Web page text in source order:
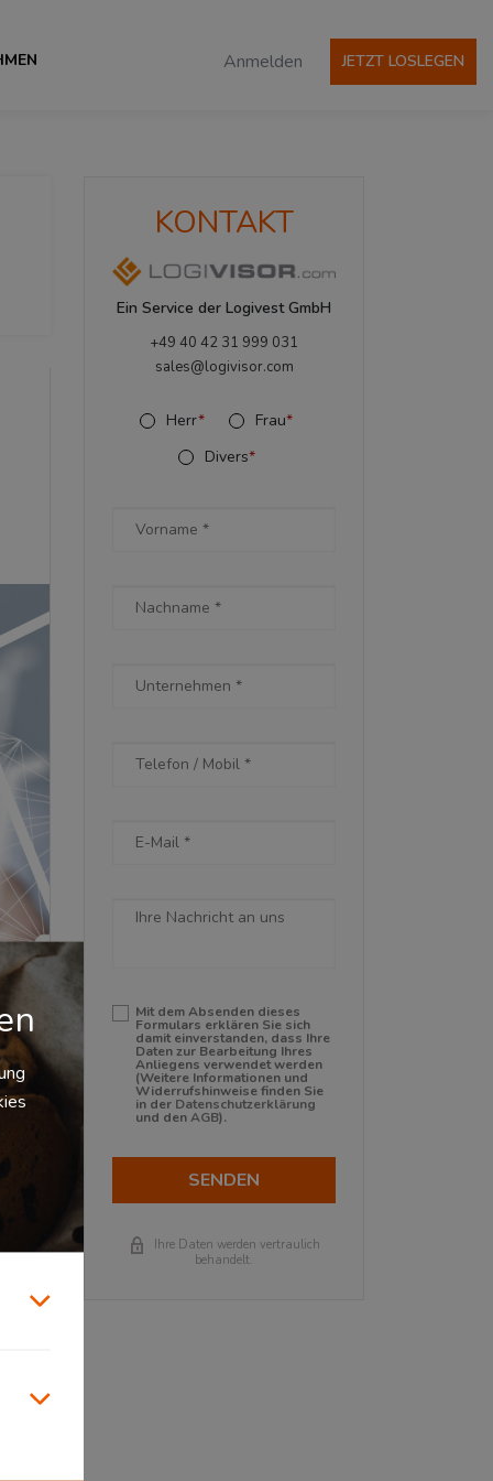
Anmelden JETZT LOSLEGEN
ein
KONTAKT
Ein Service der Logivest GmbH
+49 40 42 31 999 031
sales@logivisor.com
Herr* Frau*
Divers*
Mit dem Absenden dieses
Formulars erklären Sie sich
damit einverstanden, dass Ihre
Daten zur Bearbeitung Ihres
Anliegens verwendet werden
(Weitere Informationen und
Widerrufshinweise finden Sie
in der Datenschutzerklärung
und denAGB).
SENDEN
Ihre Daten werden vertraulich
behandelt.